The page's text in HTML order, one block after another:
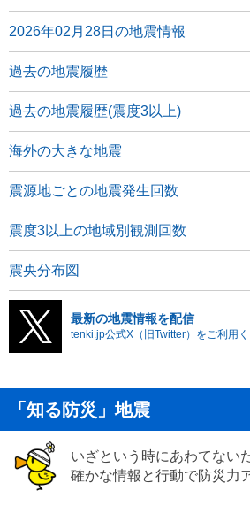
2026年02月28日の地震情報
過去の地震履歴
過去の地震履歴(震度3以上)
海外の大きな地震
震源地ごとの地震発生回数
震度3以上の地域別観測回数
震央分布図
最新の地震情報を配信
tenki.jp公式X（旧Twitter）をご利用く
「知る防災」地震
いざという時にあわてない
確かな情報と行動で防災力